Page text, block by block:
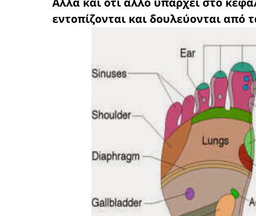
εντοπίζονται και δουλεύονται από